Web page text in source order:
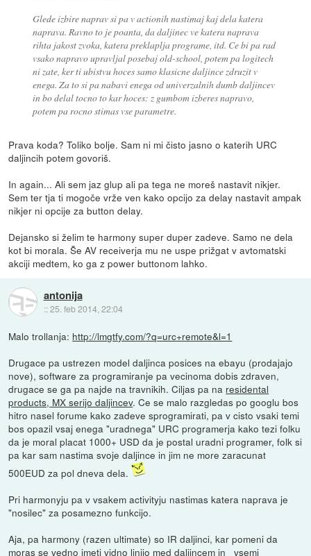
Glede izbire naprav si pa v actionih nastimaj kaj dela katera
naprava. Ravno to je poanta, da daljinec ve katera naprava
rihta jakost zvoka, katera preklaplja programe, itd. Ce bi pa rad
vsako napravo upravljal posebaj old-school, potem pa logitech
ni zate, ker ti ubistvu hoces samo klasicne daljince zdruzit v
enega. Za to si pa nabavi enega od univerzalnih dumb daljincev
in bo delal tocno to kar hoces: z gumbom izberes napravo,
potem pa rocno stimas vse parametre.
Prava koda? Toliko bolje. Sam ni mi čisto jasno o katerih URC
daljincih potem govoriš.
In again... Ali sem jaz glup ali pa tega ne moreš nastavit nikjer.
Sem ter tja ti mogoče vrže ven kako opcijo za delay nastavit ampak
nikjer ni opcije za button delay.
Dejansko si želim te harmony super duper zadeve. Samo ne dela
kot bi morala. Še AV receiverja mu ne uspe prižgat v avtomatski
akciji medtem, ko ga z power buttonom lahko.
antonija
::25. feb 2014, 22:04
Malo trollanja: http://lmgtfy.com/?q=urc+remote&l=1
Drugace pa ustrezen model daljinca posices na ebayu (prodajajo
nove), software za programiranje pa vecinoma dobis zdraven,
drugace se ga pa najde na travnikih. Ciljas pa na residental
products, MX serijo daljincev. Ce se malo razgledas po googlu bos
hitro nasel forume kako zadeve sprogramirati, pa v cisto vsaki temi
bos opazil vsaj enega "uradnega" URC programerja kako tezi folku
da je moral placat 1000+ USD da je postal uradni programer, folk si
pa kar sam nastima svoje daljince in jim ne more zaracunat
500EUD za pol dneva dela.
Pri harmonyju pa v vsakem activityju nastimas katera naprava je
"nosilec" za posamezno funkcijo.
Aja, pa harmony (razen ultimate) so IR daljinci, kar pomeni da
moras se vedno imeti vidno linijo med daljincem in _vsemi_